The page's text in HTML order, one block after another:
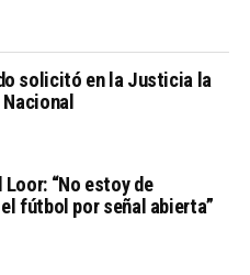
solicitó en la Justicia la
Loor: “No estoy de
fútbol por señal abierta”